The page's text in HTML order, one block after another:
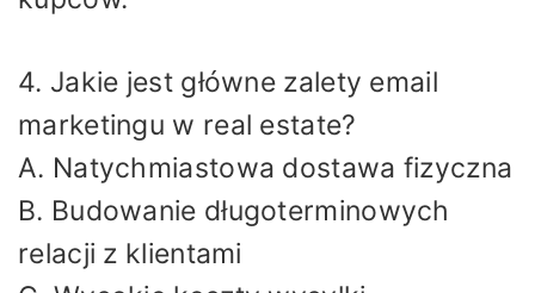
4. Jakie jest główne zalety email
marketingu w real estate?
A. Natychmiastowa dostawa fizyczna
B. Budowanie długoterminowych
relacji z klientami